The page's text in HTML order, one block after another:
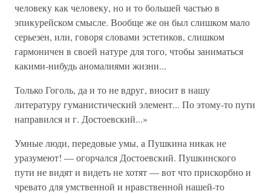
человеку как человеку, но и то большей частью в
эпикурейском смысле. Вообще же он был слишком мало
серьезен, или, говоря словами эстетиков, слишком
гармоничен в своей натуре для того, чтобы заниматься
какими-нибудь аномалиями жизни...
Только Гоголь, да и то не вдруг, вносит в нашу
литературу гуманистический элемент... По этому-то пути
направился и г. Достоевский...»
Умные люди, передовые умы, а Пушкина никак не
уразумеют! — огорчался Достоевский. Пушкинского
пути не видят и видеть не хотят — вот что прискорбно и
чревато для умственной и нравственной нашей-то